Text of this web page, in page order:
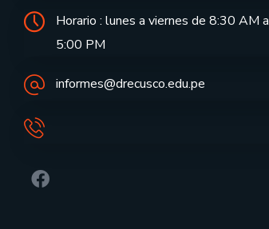
Horario : lunes a viernes de 8:30 AM a
5:00 PM
informes@drecusco.edu.pe